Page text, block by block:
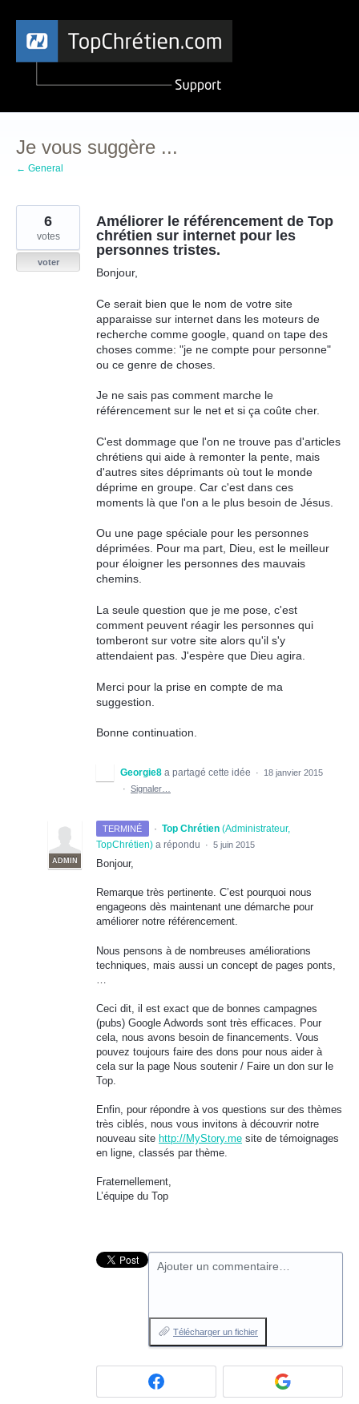
Aller
contenu
Je vous suggère ...
← General
Améliorer le référencement de Top
chrétien sur internet pour les
personnes tristes.
Bonjour,
Ce serait bien que le nom de votre site
apparaisse sur internet dans les moteurs de
recherche comme google, quand on tape des
choses comme: "je ne compte pour personne"
ou ce genre de choses.
Je ne sais pas comment marche le
référencement sur le net et si ça coûte cher.
C'est dommage que l'on ne trouve pas d'articles
chrétiens qui aide à remonter la pente, mais
d'autres sites déprimants où tout le monde
déprime en groupe. Car c'est dans ces
moments là que l'on a le plus besoin de Jésus.
Ou une page spéciale pour les personnes
déprimées. Pour ma part, Dieu, est le meilleur
pour éloigner les personnes des mauvais
chemins.
La seule question que je me pose, c'est
comment peuvent réagir les personnes qui
tomberont sur votre site alors qu'il s'y
attendaient pas. J'espère que Dieu agira.
Merci pour la prise en compte de ma
suggestion.
Bonne continuation.
6
votes
voter
Georgie8 a partagé cette idée ·
18 janvier 2015
· Signaler…
TERMINÉ ·
ADMIN
Top Chrétien (Administrateur,
TopChrétien) a répondu · 5 juin 2015
Bonjour,
Remarque très pertinente. C’est pourquoi nous
engageons dès maintenant une démarche pour
améliorer notre référencement.
Nous pensons à de nombreuses améliorations
techniques, mais aussi un concept de pages ponts,
Ceci dit, il est exact que de bonnes campagnes
(pubs) Google Adwords sont très efficaces. Pour
cela, nous avons besoin de financements. Vous
pouvez toujours faire des dons pour nous aider à
cela sur la page Nous soutenir / Faire un don sur le
Top.
Enfin, pour répondre à vos questions sur des thèmes
très ciblés, nous vous invitons à découvrir notre
nouveau site http://MyStory.me site de témoignages
en ligne, classés par thème.
Fraternellement,
L’équipe du Top
Ajouter un commentaire…
Télécharger un fichier